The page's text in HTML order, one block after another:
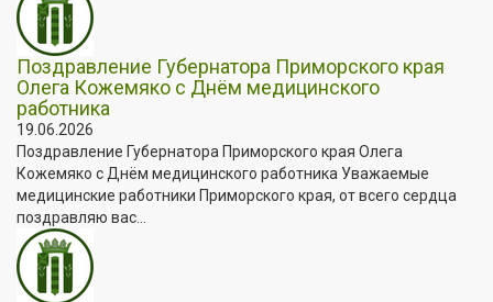
Поздравление Губернатора Приморского края
Олега Кожемяко с Днём медицинского
работника
19.06.2026
Поздравление Губернатора Приморского края Олега
Кожемяко с Днём медицинского работника Уважаемые
медицинские работники Приморского края, от всего сердца
поздравляю вас...